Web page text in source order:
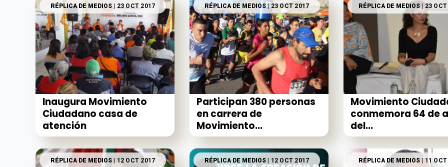
RÉPLICA DE MEDIOS| 23 OCT 2017
Inaugura Movimiento
Ciudadano casa de
atención
RÉPLICA DE MEDIOS| 23 OCT 2017
Participan 380 personas
en carrera de
Movimiento...
RÉPLICA DE MEDIOS | 23
Movimiento
conmemora 64 de
del...
RÉPLICA DE MEDIOS | 12 OCT 2017 RÉPLICA DE MEDIOS | 12 OCT 2017 RÉPLICA DE MEDIOS | 11